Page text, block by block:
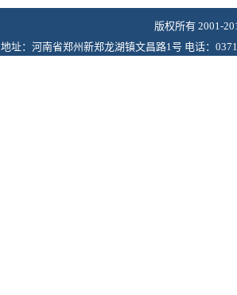
版权所有 2001-
地址：河南省郑州新郑龙湖镇文昌路1号 电话：